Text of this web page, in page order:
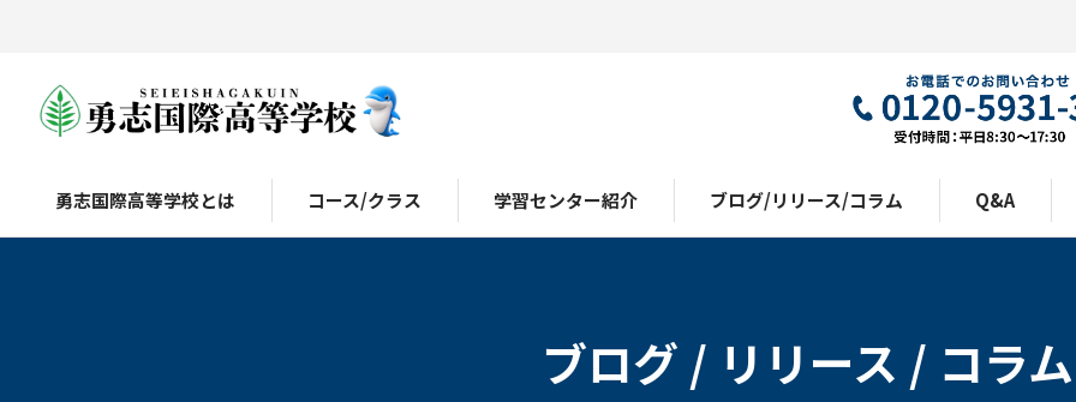
勇志国際高等学校とは コース/クラス 学習センター紹介 ブログ/リリース/コラム Q&A
ブログ / リリース / コラム